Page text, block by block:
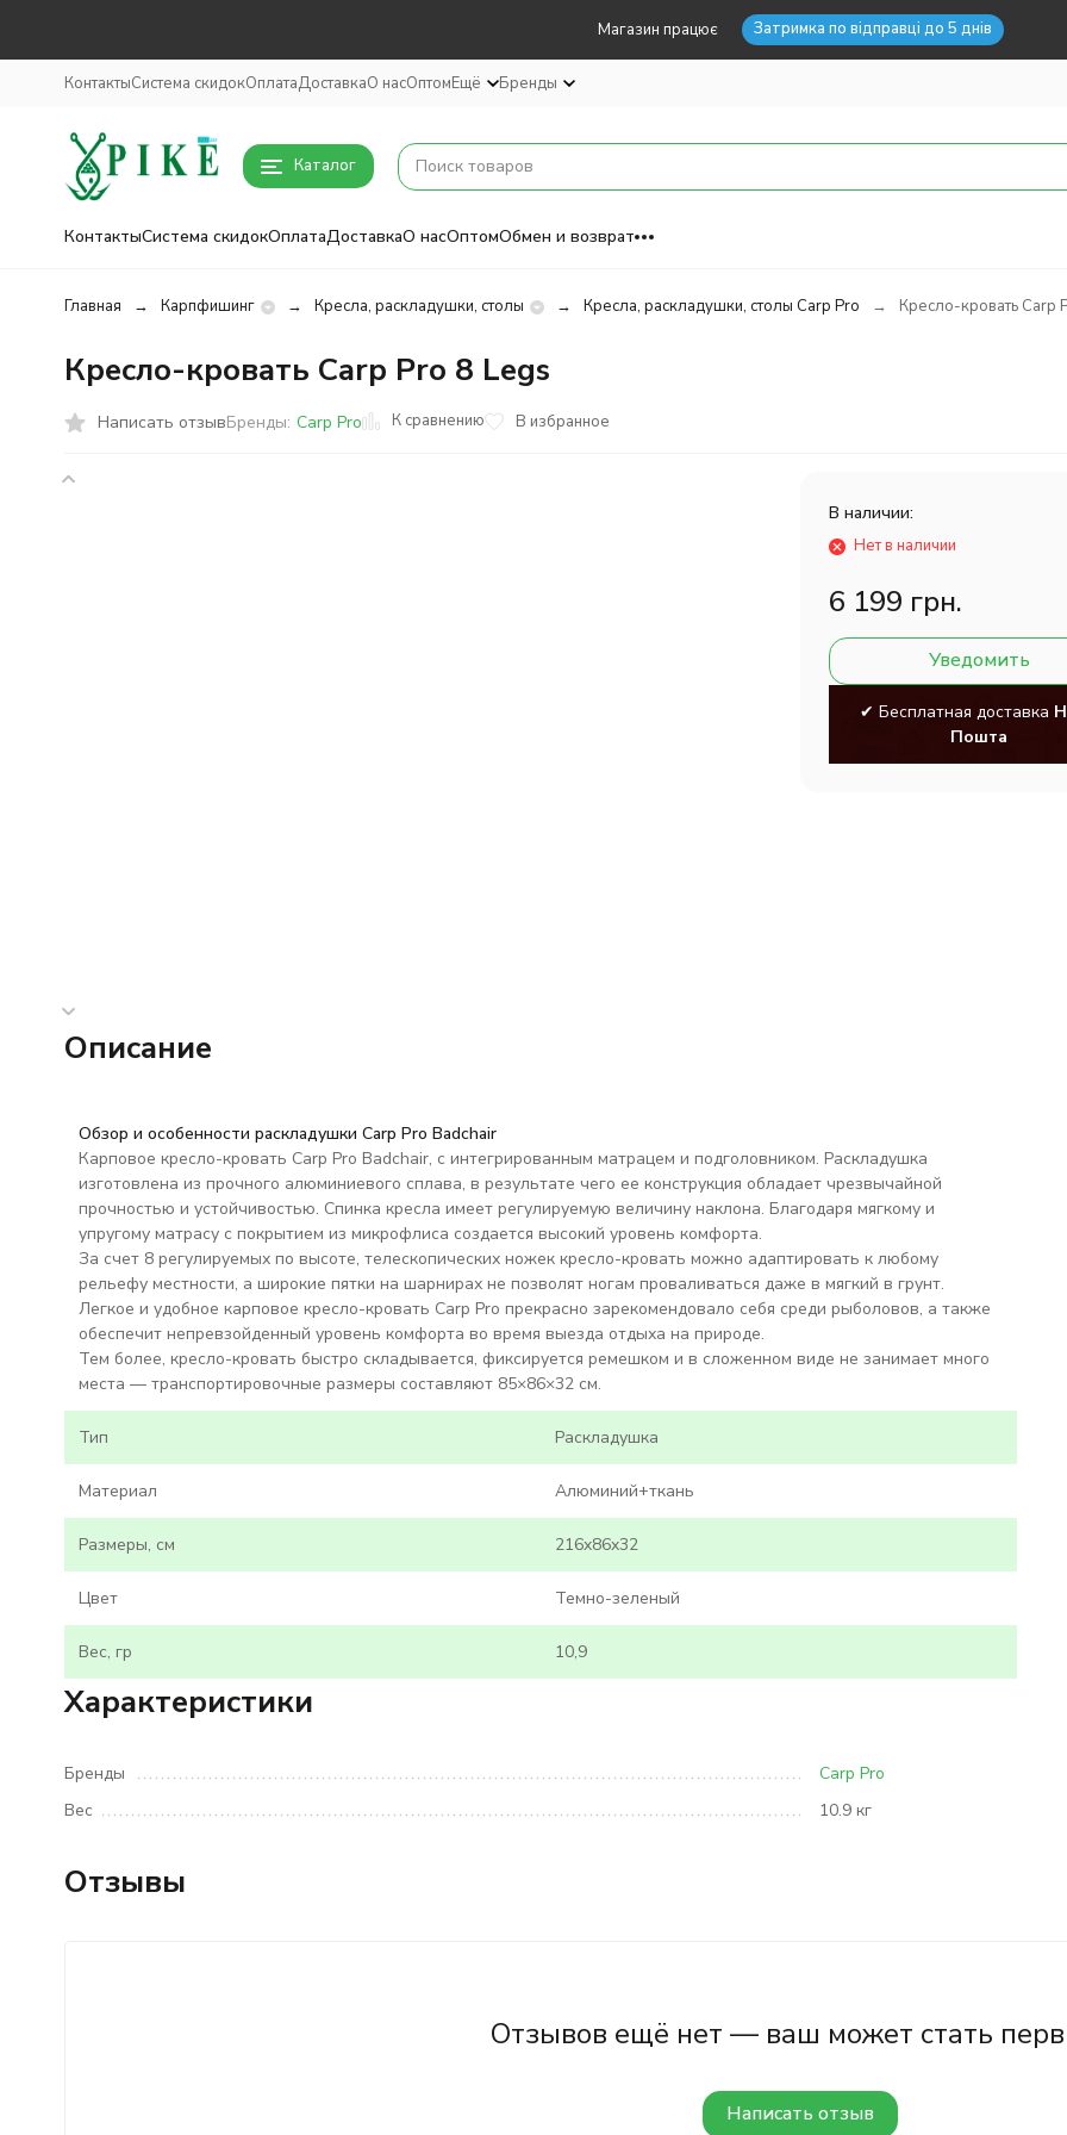
Магазин працює Затримка по відправці до 5 днів
КонтактыСистема скидокОплатаДоставкаО насОптомЕщё Бренды
Каталог
КонтактыСистема скидокОплатаДоставкаО насОптомОбмен и возврат
Главная Карпфишинг Кресла, раскладушки, столы Кресла, раскладушки, столы Carp Pro Кресло-кровать Carp
Кресло-кровать Carp Pro 8 Legs
Написать отзывБренды: Carp Pro К сравнению В избранное
В наличии:
Нет в наличии
6 199 грн.
Уведомить
✔ Бесплатная доставка
Пошта
Описание
Обзор и особенности раскладушки Carp Pro Badchair
Карповое кресло-кровать Carp Pro Badchair, с интегрированным матрацем и подголовником. Раскладушка
изготовлена из прочного алюминиевого сплава, в результате чего ее конструкция обладает чрезвычайной
прочностью и устойчивостью. Спинка кресла имеет регулируемую величину наклона. Благодаря мягкому и
упругому матрасу с покрытием из микрофлиса создается высокий уровень комфорта.
За счет 8 регулируемых по высоте, телескопических ножек кресло-кровать можно адаптировать к любому
рельефу местности, а широкие пятки на шарнирах не позволят ногам проваливаться даже в мягкий в грунт.
Легкое и удобное карповое кресло-кровать Carp Pro прекрасно зарекомендовало себя среди рыболовов, а также
обеспечит непревзойденный уровень комфорта во время выезда отдыха на природе.
Тем более, кресло-кровать быстро складывается, фиксируется ремешком и в сложенном виде не занимает много
места — транспортировочные размеры составляют 85×86×32 см.
Тип Раскладушка
Материал Алюминий+ткань
Размеры, см 216x86x32
Цвет Темно-зеленый
Вес, гр 10,9
Характеристики
Бренды
Carp Pro
Вес
10.9 кг
Отзывы
Отзывов ещё нет — ваш может стать
Написать отзыв